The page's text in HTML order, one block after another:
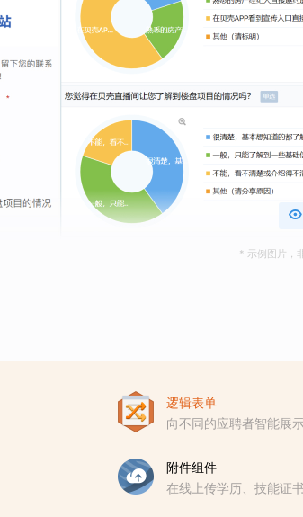

* 示例图片，
逻辑表单
向不同的应聘者智能展
附件组件
在线上传学历、技能证书